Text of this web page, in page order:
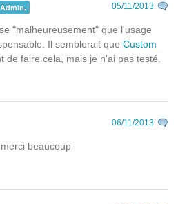
Admin. 05/11/2013
"malheureusement" que l'usage
Il semblerait que Custom
de faire cela, mais je n'ai pas testé.
06/11/2013
beaucoup